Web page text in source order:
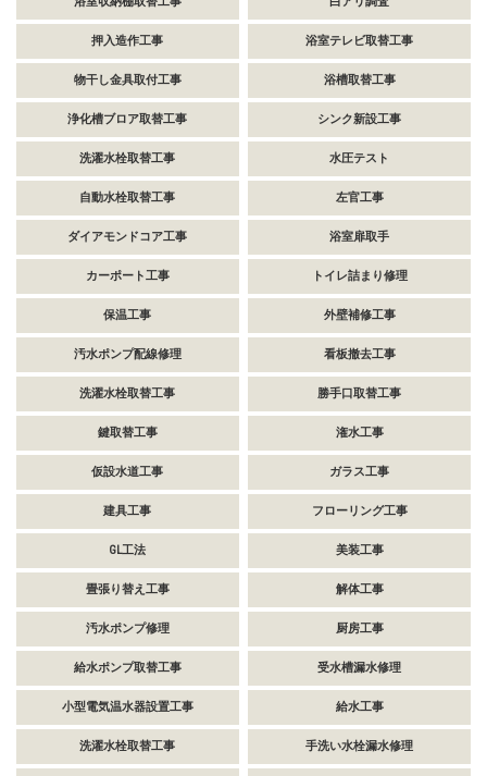
押入造作工事 浴室テレビ取替工事
物干し金具取付工事 浴槽取替工事
浄化槽ブロア取替工事 シンク新設工事
洗濯水栓取替工事 水圧テスト
自動水栓取替工事 左官工事
ダイアモンドコア工事 浴室扉取手
カーポート工事 トイレ詰まり修理
保温工事 外壁補修工事
汚水ポンプ配線修理 看板撤去工事
洗濯水栓取替工事 勝手口取替工事
鍵取替工事 潅水工事
仮設水道工事 ガラス工事
建具工事 フローリング工事
GL工法 美装工事
畳張り替え工事 解体工事
汚水ポンプ修理 厨房工事
給水ポンプ取替工事 受水槽漏水修理
小型電気温水器設置工事 給水工事
洗濯水栓取替工事 手洗い水栓漏水修理